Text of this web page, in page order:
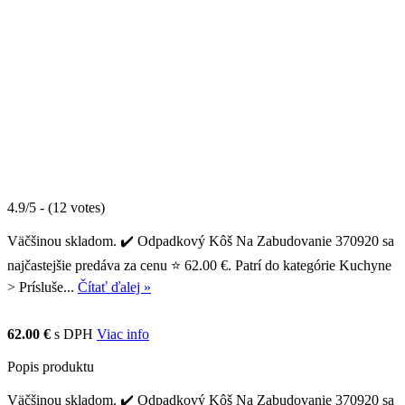
4.9/5 - (12 votes)
Väčšinou skladom. ✔️ Odpadkový Kôš Na Zabudovanie 370920 sa
najčastejšie predáva za cenu ⭐ 62.00 €. Patrí do kategórie Kuchyne
> Prísluše... Čítať ďalej »
62.00 € s DPH Viac info
Popis produktu
Väčšinou skladom. ✔️ Odpadkový Kôš Na Zabudovanie 370920 sa